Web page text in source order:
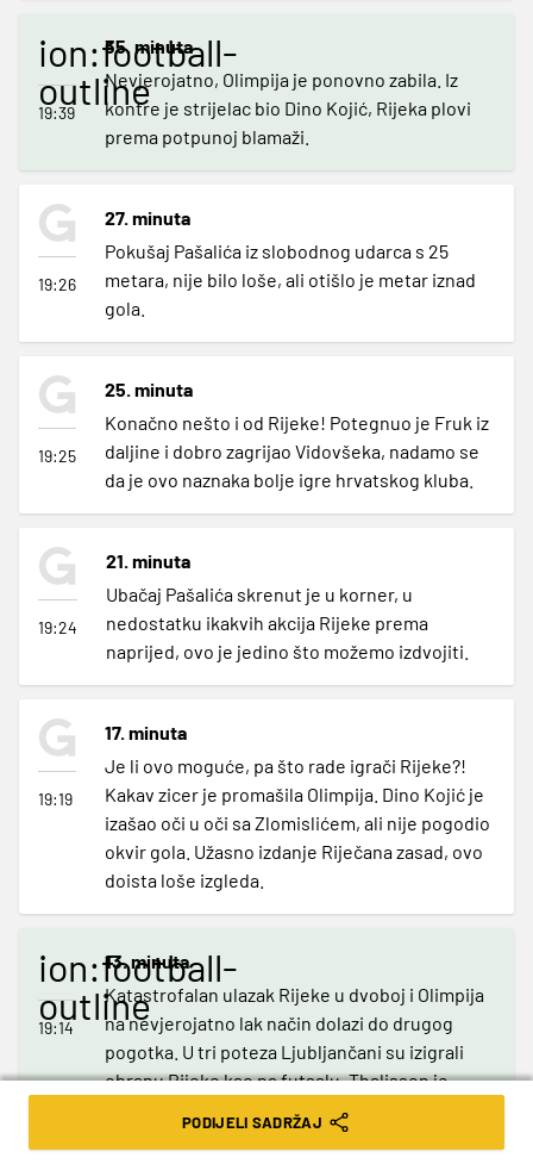
ion:football-
outline
19:39
35. minuta
Nevjerojatno, Olimpija je ponovno zabila. Iz
kontre je strijelac bio Dino Kojić, Rijeka plovi
prema potpunoj blamaži.
19:26
27. minuta
Pokušaj Pašalića iz slobodnog udarca s 25
metara, nije bilo loše, ali otišlo je metar iznad
gola.
19:25
25. minuta
Konačno nešto i od Rijeke! Potegnuo je Fruk iz
daljine i dobro zagrijao Vidovšeka, nadamo se
da je ovo naznaka bolje igre hrvatskog kluba.
19:24
21. minuta
Ubačaj Pašalića skrenut je u korner, u
nedostatku ikakvih akcija Rijeke prema
naprijed, ovo je jedino što možemo izdvojiti.
19:19
17. minuta
Je li ovo moguće, pa što rade igrači Rijeke?!
Kakav zicer je promašila Olimpija. Dino Kojić je
izašao oči u oči sa Zlomislićem, ali nije pogodio
okvir gola. Užasno izdanje Riječana zasad, ovo
doista loše izgleda.
ion:football-
outline
19:14
13. minuta
Katastrofalan ulazak Rijeke u dvoboj i Olimpija
na nevjerojatno lak način dolazi do drugog
pogotka. U tri poteza Ljubljančani su izigrali
obranu Rijeke kao na futsalu, Thalisson je
lakoćom pospremio loptu u nebranjeni dio
mreže. Ovo je zasad noćna mora hrvatskog
PODIJELI SADRŽAJ